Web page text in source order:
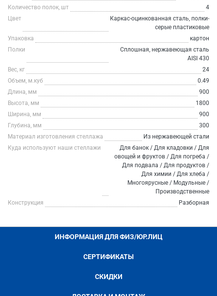
Количество полок, шт
4
Цвет
Каркас-оцинкованная сталь, полки-
серые пластиковые
Упаковка
картон
Полки
Сплошная, нержавеющая сталь
AISI 430
Вес, кг
24
Объем, м.куб
0.49
Длина, мм
900
Высота, мм
1800
Ширина, мм
900
Глубина, мм
300
Материал изготовления стеллажа
Из нержавеющей стали
Куда используют наши стеллажи
Для банок / Для кладовки / Для
овощей и фруктов / Для погреба /
Для подвала / Для продуктов /
Для химии / Для хлеба /
Многоярусные / Модульные /
Производственные
Конструкция
Разборная
ИНФОРМАЦИЯ ДЛЯ ФИЗ/ЮР.ЛИЦ
СЕРТИФИКАТЫ
СКИДКИ